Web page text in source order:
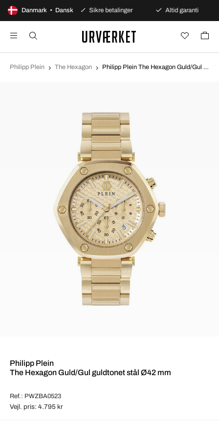
Danmark • Dansk
dages åbent køb Sikre betalinger Altid garanti
Philipp Plein The Hexagon Philipp Plein The Hexagon Guld/Gul guldtonet stål Ø42 mm PWZBA0523
Philipp Plein
The Hexagon Guld/Gul guldtonet stål Ø42 mm
Ref.: PWZBA0523
Vejl. pris: 4.795 kr